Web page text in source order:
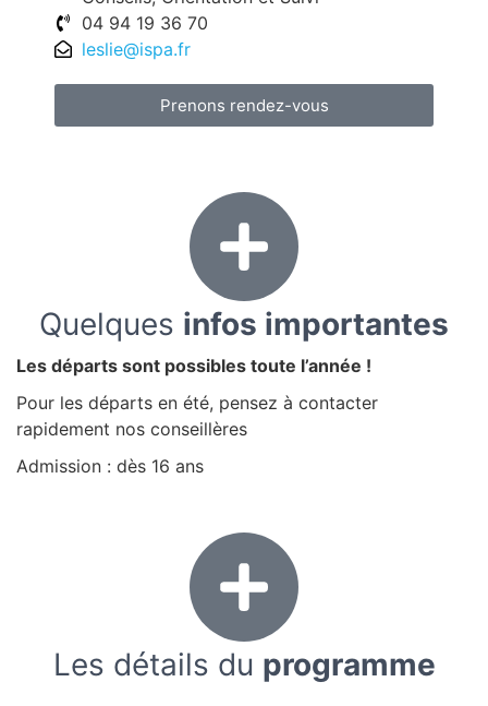
04 94 19 36 70
leslie@ispa.fr
Prenons rendez-vous
Quelques infos importantes
Les départs sont possibles toute l’année !
Pour les départs en été, pensez à contacter
rapidement nos conseillères
Admission : dès 16 ans
Les détails du programme